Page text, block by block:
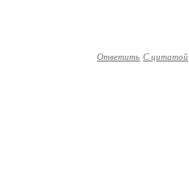
Ответить С цитатой